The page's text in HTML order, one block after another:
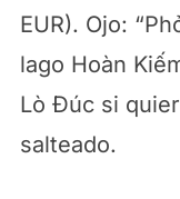
EUR). Ojo:
lago Hoàn
Lò Đúc si
salteado.